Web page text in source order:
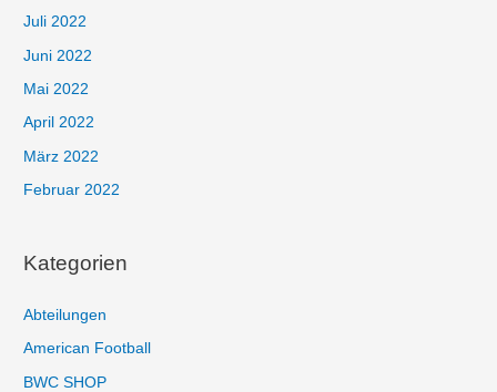
Juli 2022
Juni 2022
Mai 2022
April 2022
März 2022
Februar 2022
Kategorien
Abteilungen
American Football
BWC SHOP